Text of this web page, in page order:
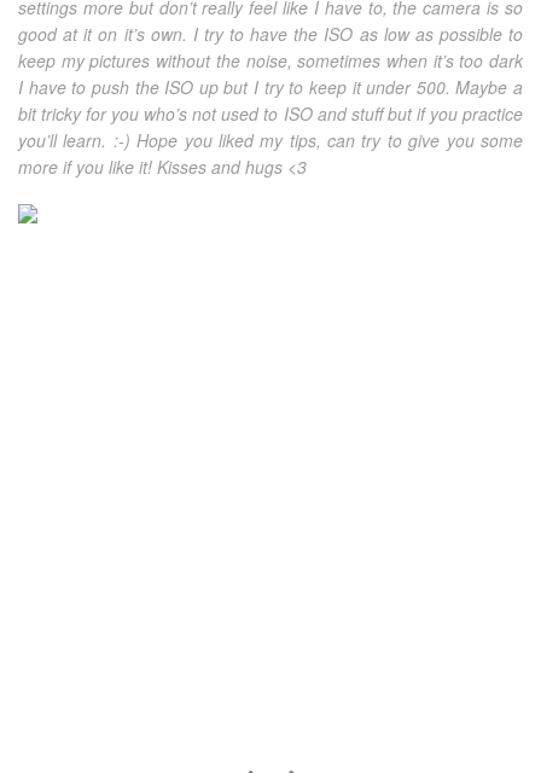
settings more but don’t really feel like I have to, the camera is so
good at it on it’s own. I try to have the ISO as low as possible to
keep my pictures without the noise, sometimes when it’s too dark
I have to push the ISO up but I try to keep it under 500. Maybe a
bit tricky for you who’s not used to ISO and stuff but if you practice
you’ll learn. :-) Hope you liked my tips, can try to give you some
more if you like it! Kisses and hugs <3